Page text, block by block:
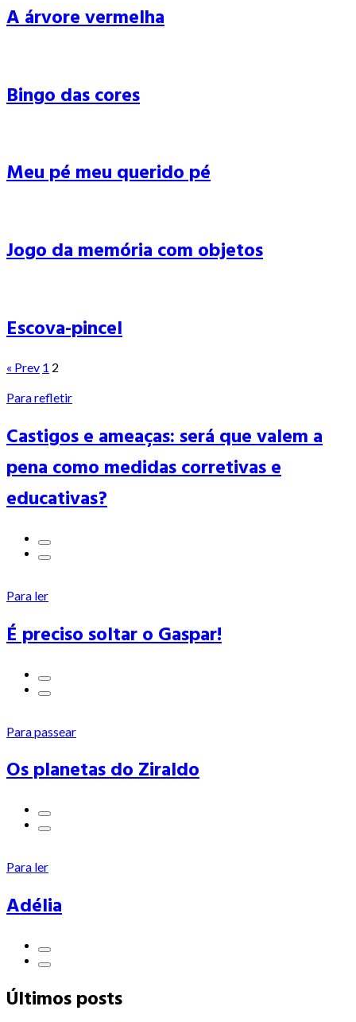
A árvore vermelha
Bingo das cores
Meu pé meu querido pé
Jogo da memória com objetos
Escova-pincel
« Prev 1 2
Para refletir
Castigos e ameaças: será que valem a
pena como medidas corretivas e
educativas?
Para ler
É preciso soltar o Gaspar!
Para passear
Os planetas do Ziraldo
Para ler
Adélia
Últimos posts